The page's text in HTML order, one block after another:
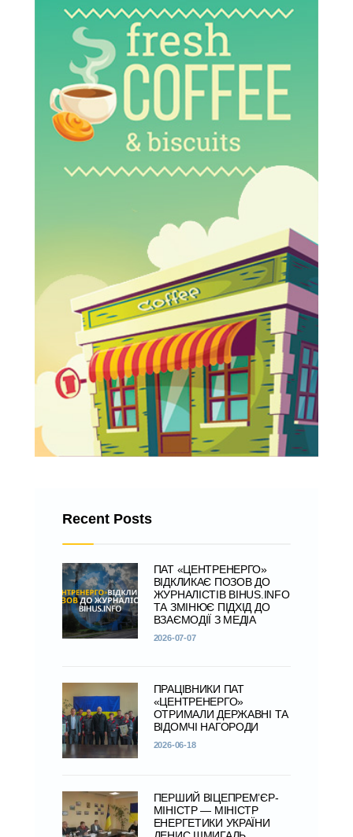
Recent Posts
ПАТ «ЦЕНТРЕНЕРГО»
ВІДКЛИКАЄ ПОЗОВ ДО
ЖУРНАЛІСТІВ BIHUS.INFO
ТА ЗМІНЮЄ ПІДХІД ДО
ВЗАЄМОДІЇ З МЕДІА
2026-07-07
ПРАЦІВНИКИ ПАТ
«ЦЕНТРЕНЕРГО»
ОТРИМАЛИ ДЕРЖАВНІ ТА
ВІДОМЧІ НАГОРОДИ
2026-06-18
ПЕРШИЙ ВІЦЕПРЕМ’ЄР-
МІНІСТР — МІНІСТР
ЕНЕРГЕТИКИ УКРАЇНИ